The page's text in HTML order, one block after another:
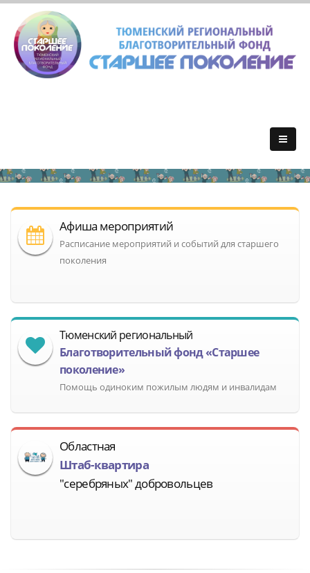
Афиша мероприятий
Расписание мероприятий и событий для старшего
поколения
Тюменский региональный
Благотворительный фонд «Старшее
поколение»
Помощь одиноким пожилым людям и инвалидам
Областная
Штаб-квартира
"серебряных" добровольцев